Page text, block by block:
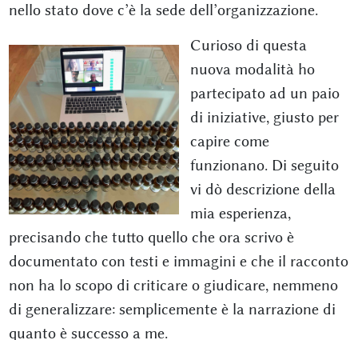
nello stato dove c’è la sede dell’organizzazione.
Curioso di questa
nuova modalità ho
partecipato ad un paio
di iniziative, giusto per
capire come
funzionano. Di seguito
vi dò descrizione della
mia esperienza,
precisando che tutto quello che ora scrivo è
documentato con testi e immagini e che il racconto
non ha lo scopo di criticare o giudicare, nemmeno
di generalizzare: semplicemente è la narrazione di
quanto è successo a me.